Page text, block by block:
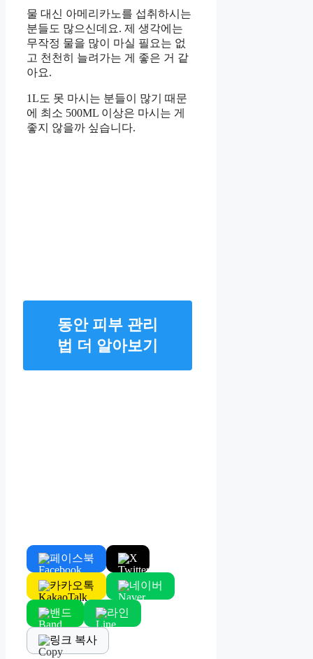
물 대신 아메리카노를 섭취하시는
분들도 많으신데요. 제 생각에는
무작정 물을 많이 마실 필요는 없
고 천천히 늘려가는 게 좋은 거 같
아요.
1L도 못 마시는 분들이 많기 때문
에 최소 500ML 이상은 마시는 게
좋지 않을까 싶습니다.
동안 피부 관리
법 더 알아보기
페이스북 X
카카오톡 네이버
밴드 라인
링크 복사